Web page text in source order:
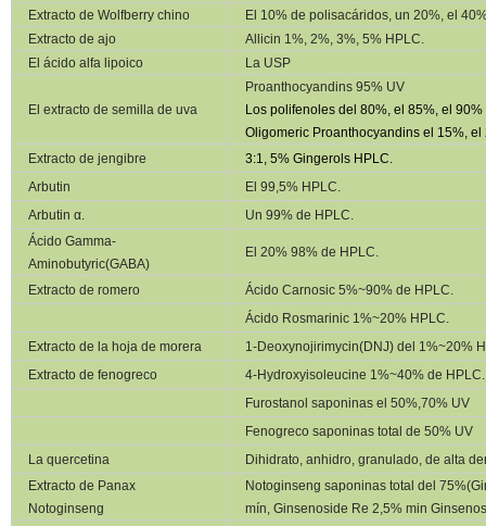
Extracto de Wolfberry chino
El 10% de polisacáridos, un 20%, el
Extracto de ajo
Allicin 1%, 2%, 3%, 5% HPLC.
El ácido alfa lipoico
La USP
El extracto de semilla de uva
Proanthocyandins 95% UV
Los polifenoles del 80%, el 85%, el 90%
Oligomeric Proanthocyandins el 15%, el
Extracto de jengibre
3:1, 5%Gingerols HPLC.
Arbutin
El 99,5% HPLC.
Arbutin α.
Un 99% de HPLC.
Ácido Gamma-
Aminobutyric(GABA)
El 20% 98% de HPLC.
Extracto de romero
Ácido Carnosic 5%~90% de HPLC.
Ácido Rosmarinic 1%~20% HPLC.
Extracto de la hoja de morera
1-Deoxynojirimycin(DNJ) del 1%~20%
Extracto de fenogreco
4-Hydroxyisoleucine 1%~40% de HPLC.
Furostanol saponinas el 50%,70% UV
Fenogreco saponinas total de 50% UV
La quercetina
Dihidrato, anhidro, granulado, de alta
Extracto de Panax
Notoginseng
Notoginseng saponinas total del
mín, Ginsenoside Re 2,5% min